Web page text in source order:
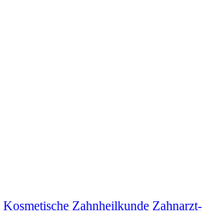
Kosmetische Zahnheilkunde Zahnarzt-